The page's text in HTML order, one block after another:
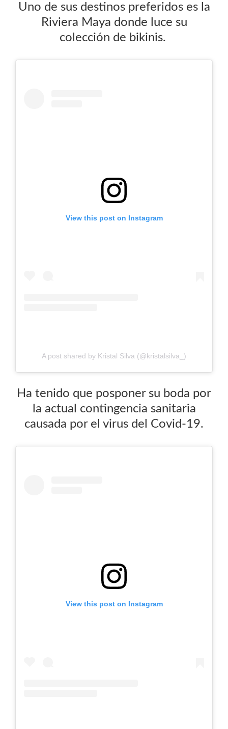
Uno de sus destinos preferidos es la
Riviera Maya donde luce su
colección de bikinis.
View this post on Instagram
A post shared by Kristal Silva (@kristalsilva_)
Ha tenido que posponer su boda por
la actual contingencia sanitaria
causada por el virus del Covid-19.
View this post on Instagram